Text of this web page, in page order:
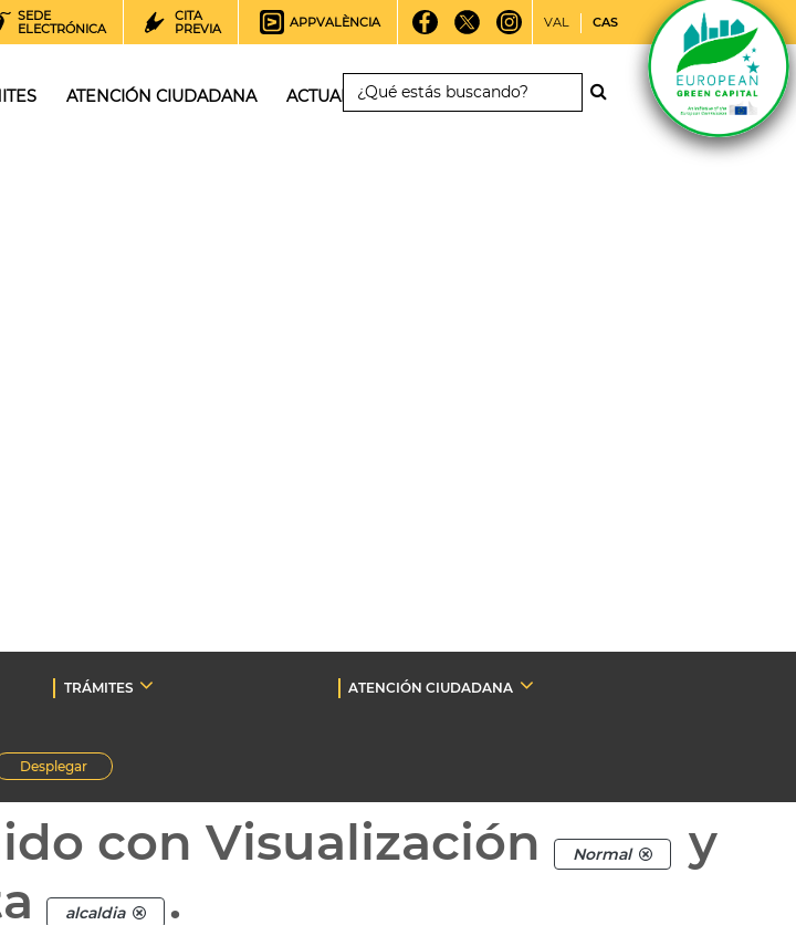
SEDE
ELECTRÓNICA
CITA
PREVIA
APPVALÈNCIA VAL CAS
ATENCIÓN CIUDADANA ACTUALIDAD
TRÁMITES
ATENCIÓN CIUDADANA
Desplegar
con Visualización Normal
y
alcaldia .